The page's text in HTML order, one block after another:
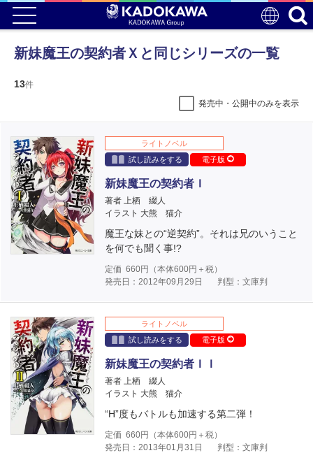
新妹魔王の契約者Ｘと同じシリーズの一覧
13件
発売中・公開中のみを表示
ライトノベル
試し読みをする
電子版
新妹魔王の契約者Ｉ
著者 上栖 綴人
イラスト 大熊 猫介
魔王な妹との“逆契約”。それは兄のいうこと
を何でも聞く事!?
定価 660円（本体600円＋税）
発売日：2012年09月29日
判型：文庫判
ライトノベル
試し読みをする
電子版
新妹魔王の契約者ＩＩ
著者 上栖 綴人
イラスト 大熊 猫介
“H”度もバトルも加速する第二弾！
定価 660円（本体600円＋税）
発売日：2013年01月31日
判型：文庫判